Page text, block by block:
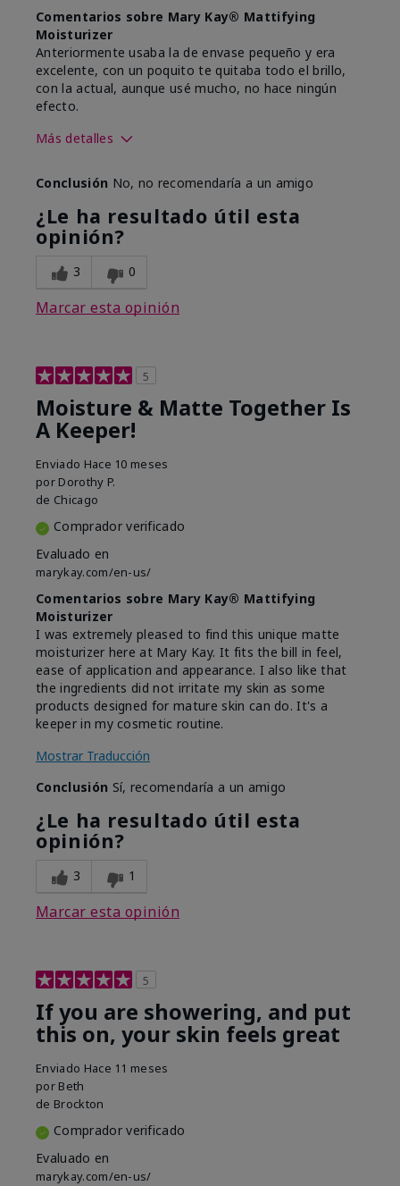
Comentarios sobre Mary Kay® Mattifying
Moisturizer
Anteriormente usaba la de envase pequeño y era
excelente, con un poquito te quitaba todo el brillo,
con la actual, aunque usé mucho, no hace ningún
efecto.
Más detalles
¿Qué te llevó a probar este
producto?
Piel brillosa
¿Cuál fue tu experiencia de uso
general con este producto?
Ningún efecto
Conclusión No, no recomendaría a un amigo
¿Le ha resultado útil esta
opinión?
3 0
Marcar esta opinión
5
Moisture & Matte Together Is
A Keeper!
Enviado Hace 10 meses
por Dorothy P.
de Chicago
Comprador verificado
Evaluado en
marykay.com/en-us/
Comentarios sobre Mary Kay® Mattifying
Moisturizer
I was extremely pleased to find this unique matte
moisturizer here at Mary Kay. It fits the bill in feel,
ease of application and appearance. I also like that
the ingredients did not irritate my skin as some
products designed for mature skin can do. It's a
keeper in my cosmetic routine.
Mostrar Traducción
Conclusión Sí, recomendaría a un amigo
¿Le ha resultado útil esta
opinión?
3 1
Marcar esta opinión
5
If you are showering, and put
this on, your skin feels great
Enviado Hace 11 meses
por Beth
de Brockton
Comprador verificado
Evaluado en
marykay.com/en-us/